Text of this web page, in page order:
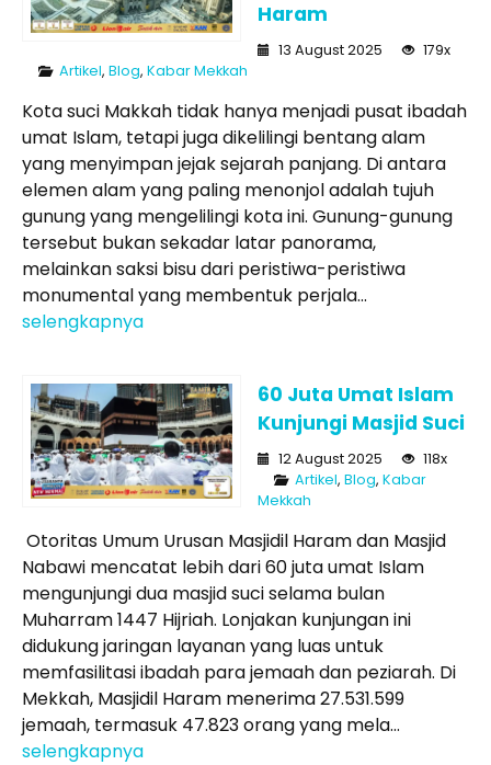
Haram
13 August 2025
179x
Artikel, Blog, Kabar Mekkah
Kota suci Makkah tidak hanya menjadi pusat ibadah
umat Islam, tetapi juga dikelilingi bentang alam
yang menyimpan jejak sejarah panjang. Di antara
elemen alam yang paling menonjol adalah tujuh
gunung yang mengelilingi kota ini. Gunung-gunung
tersebut bukan sekadar latar panorama,
melainkan saksi bisu dari peristiwa-peristiwa
monumental yang membentuk perjala...
selengkapnya
60 Juta Umat Islam
Kunjungi Masjid Suci
12 August 2025
118x
Artikel, Blog, Kabar
Mekkah
Otoritas Umum Urusan Masjidil Haram dan Masjid
Nabawi mencatat lebih dari 60 juta umat Islam
mengunjungi dua masjid suci selama bulan
Muharram 1447 Hijriah. Lonjakan kunjungan ini
didukung jaringan layanan yang luas untuk
memfasilitasi ibadah para jemaah dan peziarah. Di
Mekkah, Masjidil Haram menerima 27.531.599
jemaah, termasuk 47.823 orang yang mela...
selengkapnya